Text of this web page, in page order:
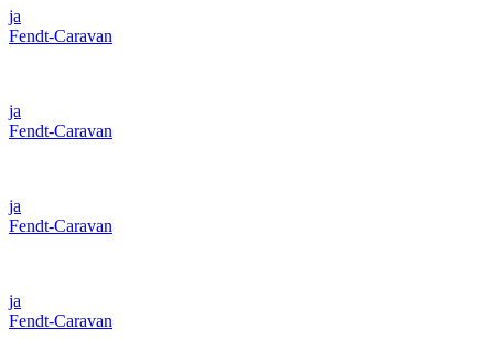
ja
Fendt-Caravan
ja
Fendt-Caravan
ja
Fendt-Caravan
ja
Fendt-Caravan